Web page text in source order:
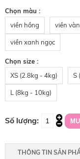
Chọn màu :
viền hồng
viền
viền xanh ngọc
Chọn size :
XS (2.8kg - 4kg)
S
L (8kg - 10kg)
THÔNG TIN SẢN